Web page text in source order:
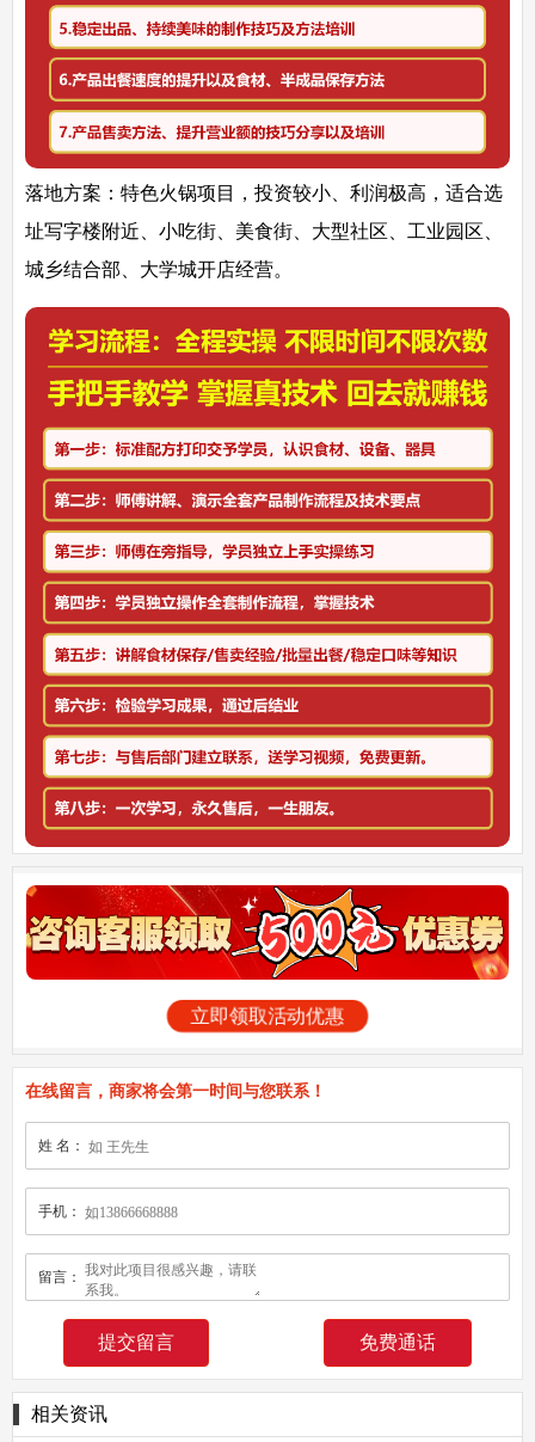
落地方案： 特色火锅项目，投资较小、利润极高，适合选
址写字楼附近、小吃街、美食街、大型社区、工业园区、
城乡结合部、大学城开店经营。
立即领取活动优惠
在线留言，商家将会第一时间与您联系！
姓 名：
手机：
留言：
免费通话
相关资讯